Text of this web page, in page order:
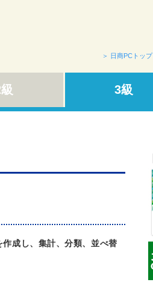
＞ 日商PCトップ
3級
成し、集計、分類、並べ替